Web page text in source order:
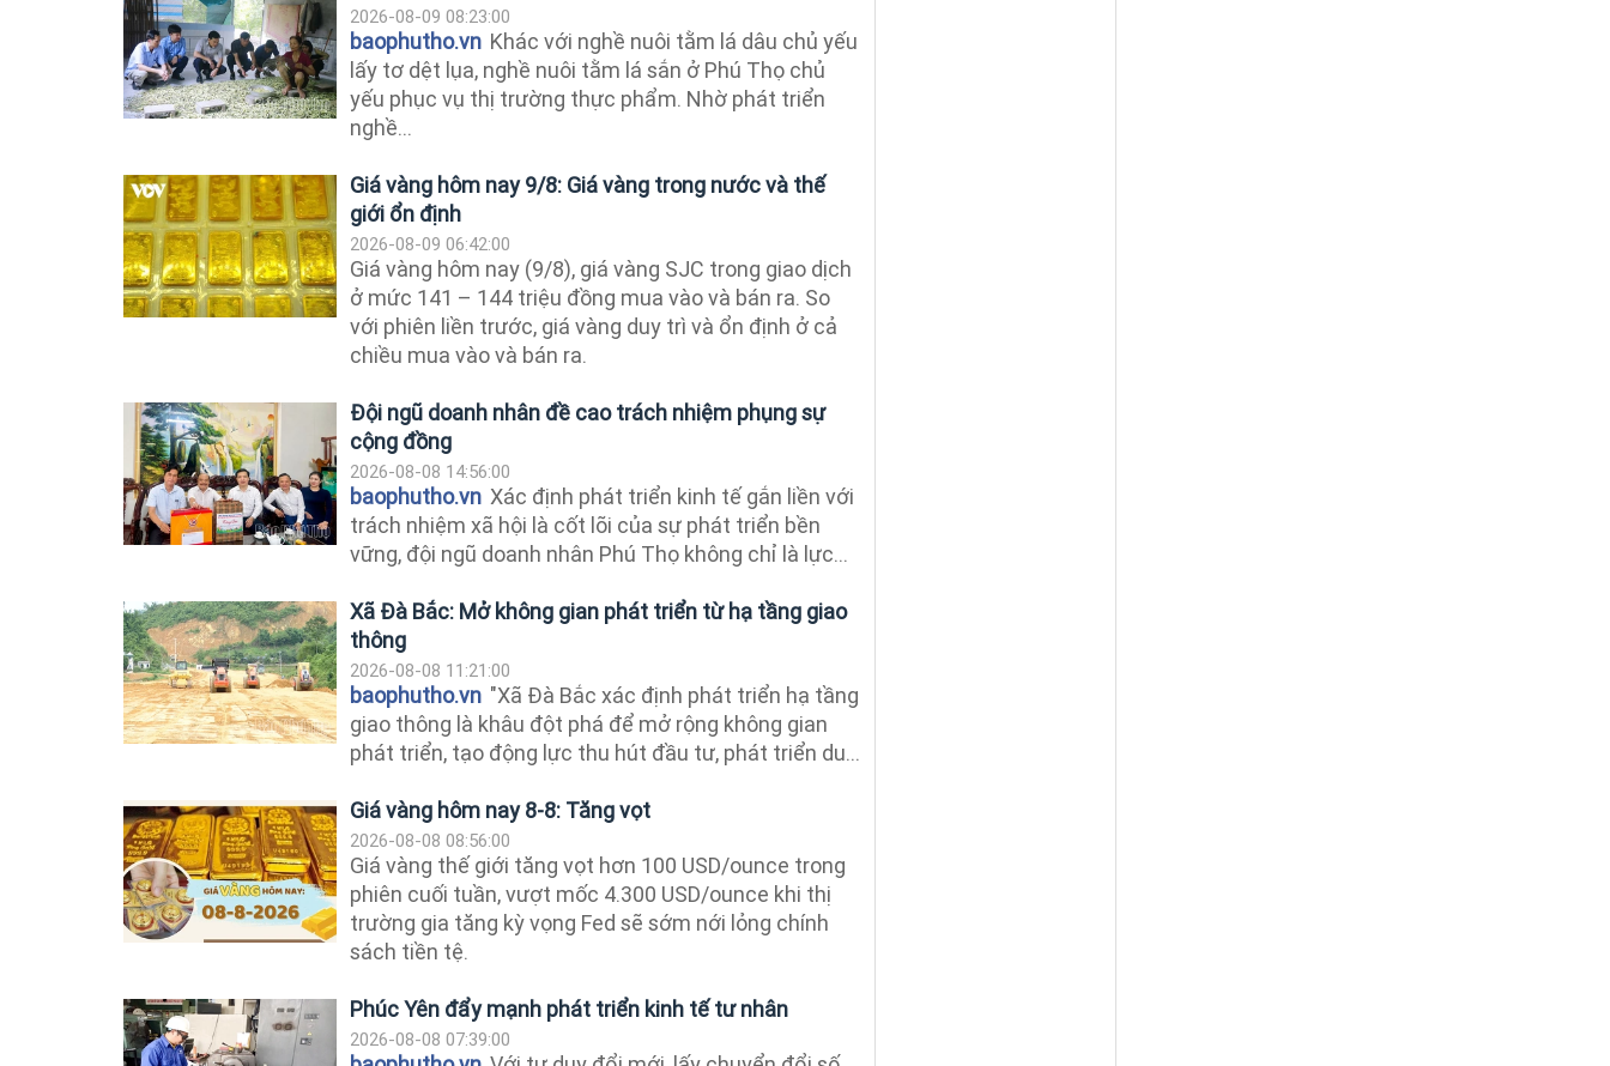
2026-08-09 08:23:00
baophutho.vn Khác với nghề nuôi tằm lá dâu chủ yếu
lấy tơ dệt lụa, nghề nuôi tằm lá sắn ở Phú Thọ chủ
yếu phục vụ thị trường thực phẩm. Nhờ phát triển
nghề...
Giá vàng hôm nay 9/8: Giá vàng trong nước và thế
giới ổn định
2026-08-09 06:42:00
Giá vàng hôm nay (9/8), giá vàng SJC trong giao dịch
ở mức 141 – 144 triệu đồng mua vào và bán ra. So
với phiên liền trước, giá vàng duy trì và ổn định ở cả
chiều mua vào và bán ra.
Đội ngũ doanh nhân đề cao trách nhiệm phụng sự
cộng đồng
2026-08-08 14:56:00
baophutho.vn Xác định phát triển kinh tế gắn liền với
trách nhiệm xã hội là cốt lõi của sự phát triển bền
vững, đội ngũ doanh nhân Phú Thọ không chỉ là lực...
Xã Đà Bắc: Mở không gian phát triển từ hạ tầng giao
thông
2026-08-08 11:21:00
baophutho.vn "Xã Đà Bắc xác định phát triển hạ tầng
giao thông là khâu đột phá để mở rộng không gian
phát triển, tạo động lực thu hút đầu tư, phát triển du...
Giá vàng hôm nay 8-8: Tăng vọt
2026-08-08 08:56:00
Giá vàng thế giới tăng vọt hơn 100 USD/ounce trong
phiên cuối tuần, vượt mốc 4.300 USD/ounce khi thị
trường gia tăng kỳ vọng Fed sẽ sớm nới lỏng chính
sách tiền tệ.
Phúc Yên đẩy mạnh phát triển kinh tế tư nhân
2026-08-08 07:39:00